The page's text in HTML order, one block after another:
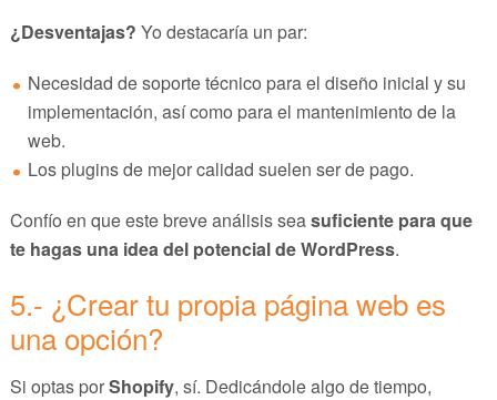
¿Desventajas? Yo destacaría un par:
Necesidad de soporte técnico para el diseño inicial y su
implementación, así como para el mantenimiento de la
web.
Los plugins de mejor calidad suelen ser de pago.
Confío en que este breve análisis seasuficiente para que
te hagas una idea del potencial de WordPress.
5.- ¿Crear tu propia página web es
una opción?
Si optas porShopify, sí. Dedicándole algo de tiempo,